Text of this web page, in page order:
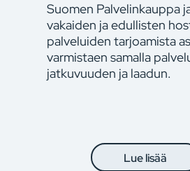
Suomen Palvelinkauppa
vakaiden ja edullisten
palveluiden tarjoamista
varmistaen samalla
jatkuvuuden ja laadun.
Lue lisää